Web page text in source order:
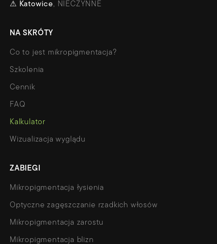
⚠ Katowice, NIECZYNNE
NA SKRÓTY
Co to jest mikropigmentacja?
Szkolenia
Cennik
FAQ
Kalkulator
Wizualizacja wyglądu
ZABIEGI
Mikropigmentacja łysienia
Optyczne zagęszczanie rzadkich włosów
Mikropigmentacja zarostu
Mikropigmentacja blizn